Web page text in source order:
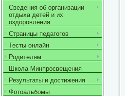
Сведения об организации
отдыха детей и их
оздоровления
Страницы педагогов
Тесты онлайн
Родителям
Школа Минпросвещения
Результаты и достижения
Фотоальбомы